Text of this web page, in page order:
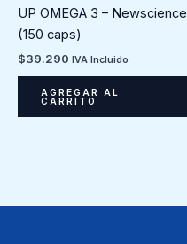
UP OMEGA 3 – Newscience
(150 caps)
$39.290 IVA Incluido
AGREGAR AL
CARRITO